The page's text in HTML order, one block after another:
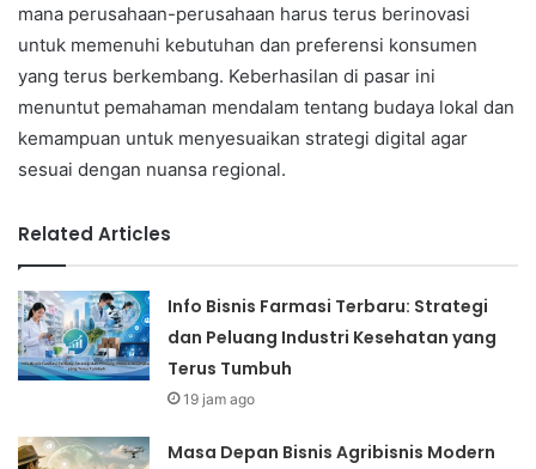
mana perusahaan-perusahaan harus terus berinovasi
untuk memenuhi kebutuhan dan preferensi konsumen
yang terus berkembang. Keberhasilan di pasar ini
menuntut pemahaman mendalam tentang budaya lokal dan
kemampuan untuk menyesuaikan strategi digital agar
sesuai dengan nuansa regional.
Related Articles
Info Bisnis Farmasi Terbaru: Strategi
dan Peluang Industri Kesehatan yang
Terus Tumbuh
19 jam ago
Masa Depan Bisnis Agribisnis Modern